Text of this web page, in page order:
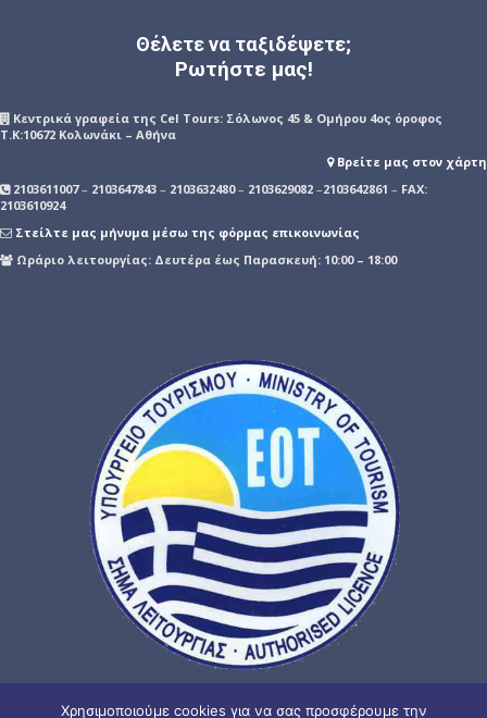
Θέλετε να ταξιδέψετε;
Ρωτήστε μας!
Kεντρικά γραφεία της Cel Tours: Σόλωνος 45 & Ομήρου 4ος όροφος
Τ.Κ:10672 Κολωνάκι – Αθήνα
Βρείτε μας στον χάρτη
2103611007– 2103647843 – 2103632480– 2103629082 –2103642861 – FAX:
2103610924
Στείλτε μας μήνυμα μέσω της φόρμας επικοινωνίας
Ωράριο λειτουργίας: Δευτέρα έως Παρασκευή: 10:00 – 18:00
Χρησιμοποιούμε cookies για να σας προσφέρουμε την